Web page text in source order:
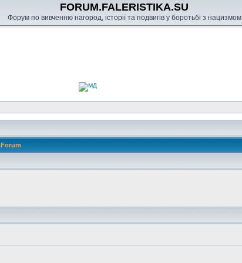
FORUM.FALERISTIKA.SU
Форум по вивченню нагород, історії та подвигів у боротьбі з нацизмом
Forum